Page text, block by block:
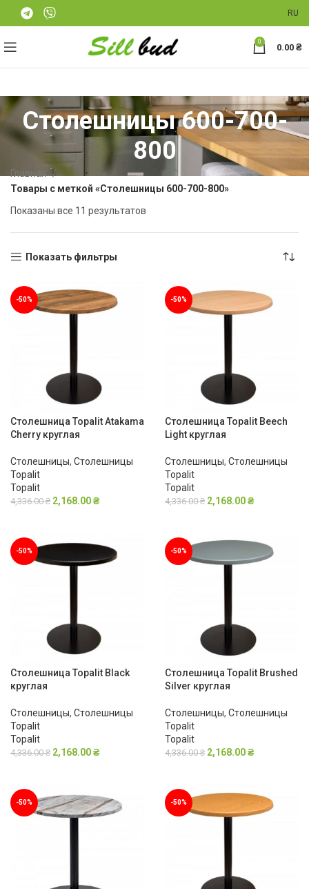
RU
0
0.00 ₴
Столешницы 600-700-
800
Главная
Товары с меткой «Столешницы 600-700-800»
Показаны все 11 результатов
Показать фильтры
-50%
Столешница Topalit Atakama
Cherry круглая
Столешницы, Столешницы
Topalit
Topalit
4,336.00₴ 2,168.00₴
-50%
Столешница Topalit Beech
Light круглая
Столешницы, Столешницы
Topalit
Topalit
4,336.00₴ 2,168.00₴
-50%
Столешница Topalit Black
круглая
Столешницы, Столешницы
Topalit
Topalit
4,336.00₴ 2,168.00₴
-50%
Столешница Topalit Brushed
Silver круглая
Столешницы, Столешницы
Topalit
Topalit
4,336.00₴ 2,168.00₴
-50% -50%